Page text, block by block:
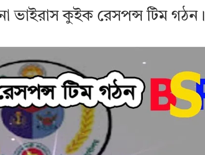
ভাইরাস কুইক রেসপন্স টিম গঠন।